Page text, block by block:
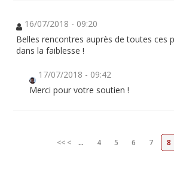
16/07/2018 - 09:20
Belles rencontres auprès de toutes ces
dans la faiblesse !
17/07/2018 - 09:42
Merci pour votre soutien !
<< < ... 4 5 6 7 8